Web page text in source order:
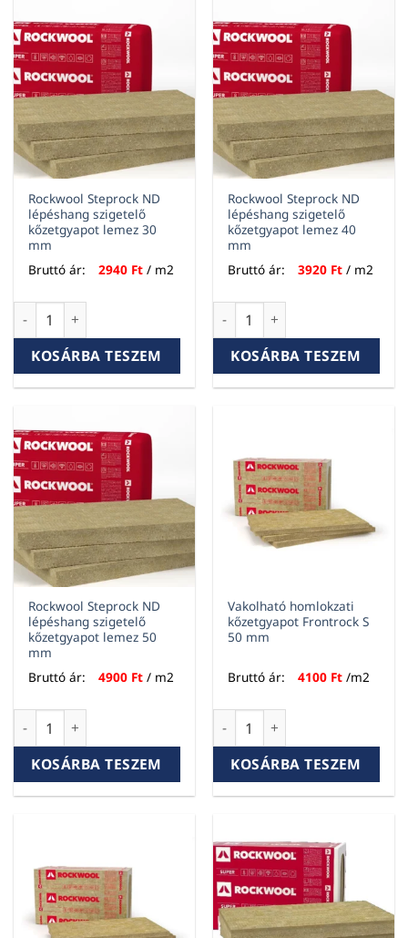
Rockwool Steprock ND
lépéshang szigetelő
kőzetgyapot lemez 30
mm
Bruttó ár:
2940 Ft / m2
Rockwool Steprock ND lépéshang szigetelő kőzetgyapot
KOSÁRBA TESZEM
Rockwool Steprock ND
lépéshang szigetelő
kőzetgyapot lemez 40
mm
Bruttó ár:
3920 Ft / m2
Rockwool Steprock ND
KOSÁRBA TESZEM
Rockwool Steprock ND
lépéshang szigetelő
kőzetgyapot lemez 50
mm
Bruttó ár:
4900 Ft / m2
Rockwool Steprock ND lépéshang szigetelő kőzetgyapot
KOSÁRBA TESZEM
Vakolható homlokzati
kőzetgyapot Frontrock S
50 mm
Bruttó ár: 4100 Ft /m2
Vakolható homlokzati
KOSÁRBA TESZEM